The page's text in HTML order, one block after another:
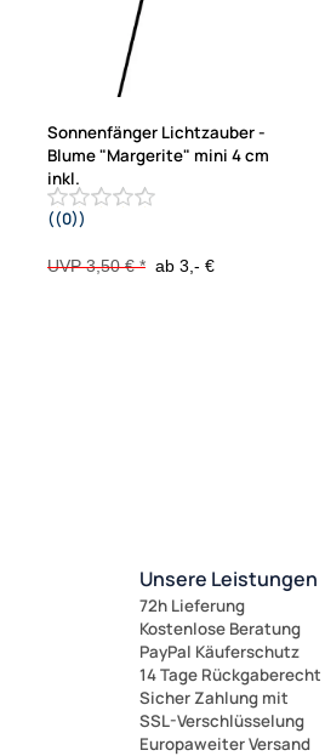
Sonnenfänger Lichtzauber -
Blume "Margerite" mini 4 cm
inkl.
20 cm Stab grün
((0))
UVP 3,50 € *ab 3,- €
Unsere Leistungen
72h Lieferung
Kostenlose Beratung
PayPal Käuferschutz
14 Tage Rückgaberecht
Sicher Zahlung mit
SSL-Verschlüsselung
Europaweiter Versand